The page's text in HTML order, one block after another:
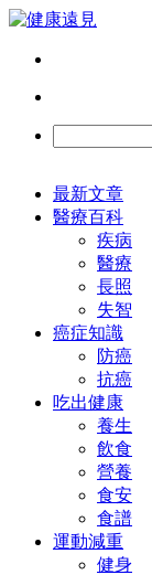
最新文章
醫療百科
疾病
醫療
長照
失智
癌症知識
防癌
抗癌
吃出健康
養生
飲食
營養
食安
食譜
運動減重
健身